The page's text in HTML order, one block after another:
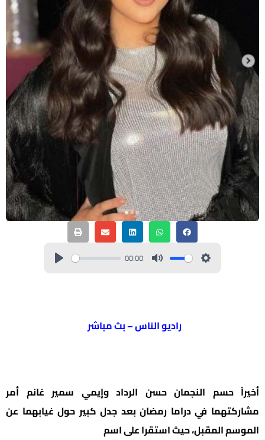
00:00
راديو الناس – بث مباشر
أخيراً حسم النجمان حسن الرداد وإيمي سمير غانم أمر
مشاركتهما في دراما رمضان بعد جدل كبير حول غيابهما عن
الموسم المقبل، حيث استقرا على اسم